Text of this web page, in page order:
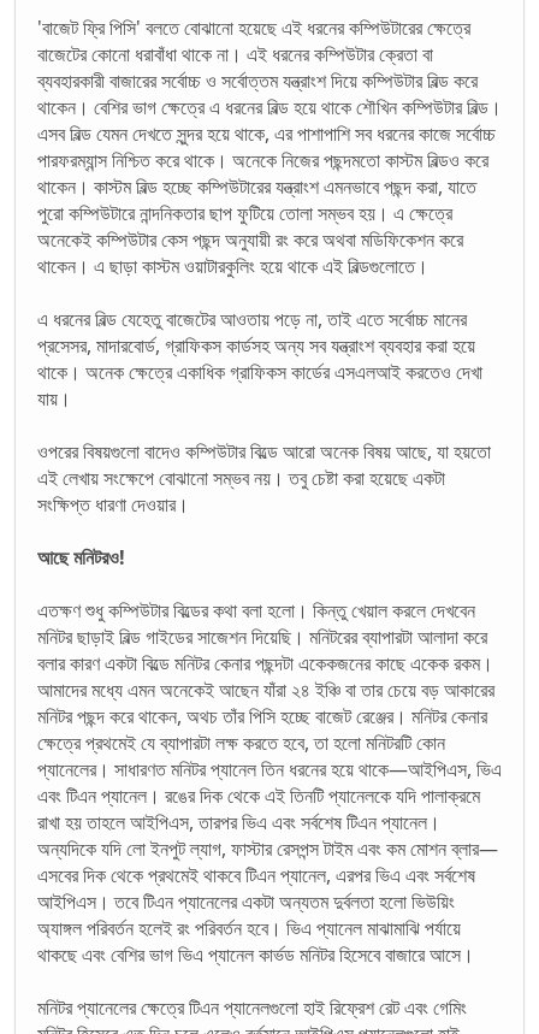
'বাজেট ফ্রি পিসি' বলতে বোঝানো হয়েছে এই ধরনের কম্পিউটারের ক্ষেত্রে
বাজেটের কোনো ধরাবাঁধা থাকে না। এই ধরনের কম্পিউটার ক্রেতা বা
ব্যবহারকারী বাজারের সর্বোচ্চ ও সর্বোত্তম যন্ত্রাংশ দিয়ে কম্পিউটার বিল্ড করে
থাকেন। বেশির ভাগ ক্ষেত্রে এ ধরনের বিল্ড হয়ে থাকে শৌখিন কম্পিউটার বিল্ড।
এসব বিল্ড যেমন দেখতে সুন্দর হয়ে থাকে, এর পাশাপাশি সব ধরনের কাজে সর্বোচ্চ
পারফরম্যান্স নিশ্চিত করে থাকে। অনেকে নিজের পছন্দমতো কাস্টম বিল্ডও করে
থাকেন। কাস্টম বিল্ড হচ্ছে কম্পিউটারের যন্ত্রাংশ এমনভাবে পছন্দ করা, যাতে
পুরো কম্পিউটারে নান্দনিকতার ছাপ ফুটিয়ে তোলা সম্ভব হয়। এ ক্ষেত্রে
অনেকেই কম্পিউটার কেস পছন্দ অনুযায়ী রং করে অথবা মডিফিকেশন করে
থাকেন। এ ছাড়া কাস্টম ওয়াটারকুলিং হয়ে থাকে এই বিল্ডগুলোতে।
এ ধরনের বিল্ড যেহেতু বাজেটের আওতায় পড়ে না, তাই এতে সর্বোচ্চ মানের
প্রসেসর, মাদারবোর্ড, গ্রাফিকস কার্ডসহ অন্য সব যন্ত্রাংশ ব্যবহার করা হয়ে
থাকে। অনেক ক্ষেত্রে একাধিক গ্রাফিকস কার্ডের এসএলআই করতেও দেখা
যায়।
ওপরের বিষয়গুলো বাদেও কম্পিউটার বিল্ডে আরো অনেক বিষয় আছে, যা হয়তো
এই লেখায় সংক্ষেপে বোঝানো সম্ভব নয়। তবু চেষ্টা করা হয়েছে একটা
সংক্ষিপ্ত ধারণা দেওয়ার।
আছে মনিটরও!
এতক্ষণ শুধু কম্পিউটার বিল্ডের কথা বলা হলো। কিন্তু খেয়াল করলে দেখবেন
মনিটর ছাড়াই বিল্ড গাইডের সাজেশন দিয়েছি। মনিটরের ব্যাপারটা আলাদা করে
বলার কারণ একটা বিল্ডে মনিটর কেনার পছন্দটা একেকজনের কাছে একেক রকম।
আমাদের মধ্যে এমন অনেকেই আছেন যাঁরা ২৪ ইঞ্চি বা তার চেয়ে বড় আকারের
মনিটর পছন্দ করে থাকেন, অথচ তাঁর পিসি হচ্ছে বাজেট রেঞ্জের। মনিটর কেনার
ক্ষেত্রে প্রথমেই যে ব্যাপারটা লক্ষ করতে হবে, তা হলো মনিটরটি কোন
প্যানেলের। সাধারণত মনিটর প্যানেল তিন ধরনের হয়ে থাকে—আইপিএস, ভিএ
এবং টিএন প্যানেল। রঙের দিক থেকে এই তিনটি প্যানেলকে যদি পালাক্রমে
রাখা হয় তাহলে আইপিএস, তারপর ভিএ এবং সর্বশেষ টিএন প্যানেল।
অন্যদিকে যদি লো ইনপুট ল্যাগ, ফাস্টার রেসপন্স টাইম এবং কম মোশন ব্লার—
এসবের দিক থেকে প্রথমেই থাকবে টিএন প্যানেল, এরপর ভিএ এবং সর্বশেষ
আইপিএস। তবে টিএন প্যানেলের একটা অন্যতম দুর্বলতা হলো ভিউয়িং
অ্যাঙ্গল পরিবর্তন হলেই রং পরিবর্তন হবে। ভিএ প্যানেল মাঝামাঝি পর্যায়ে
থাকছে এবং বেশির ভাগ ভিএ প্যানেল কার্ভড মনিটর হিসেবে বাজারে আসে।
মনিটর প্যানেলের ক্ষেত্রে টিএন প্যানেলগুলো হাই রিফ্রেশ রেট এবং গেমিং